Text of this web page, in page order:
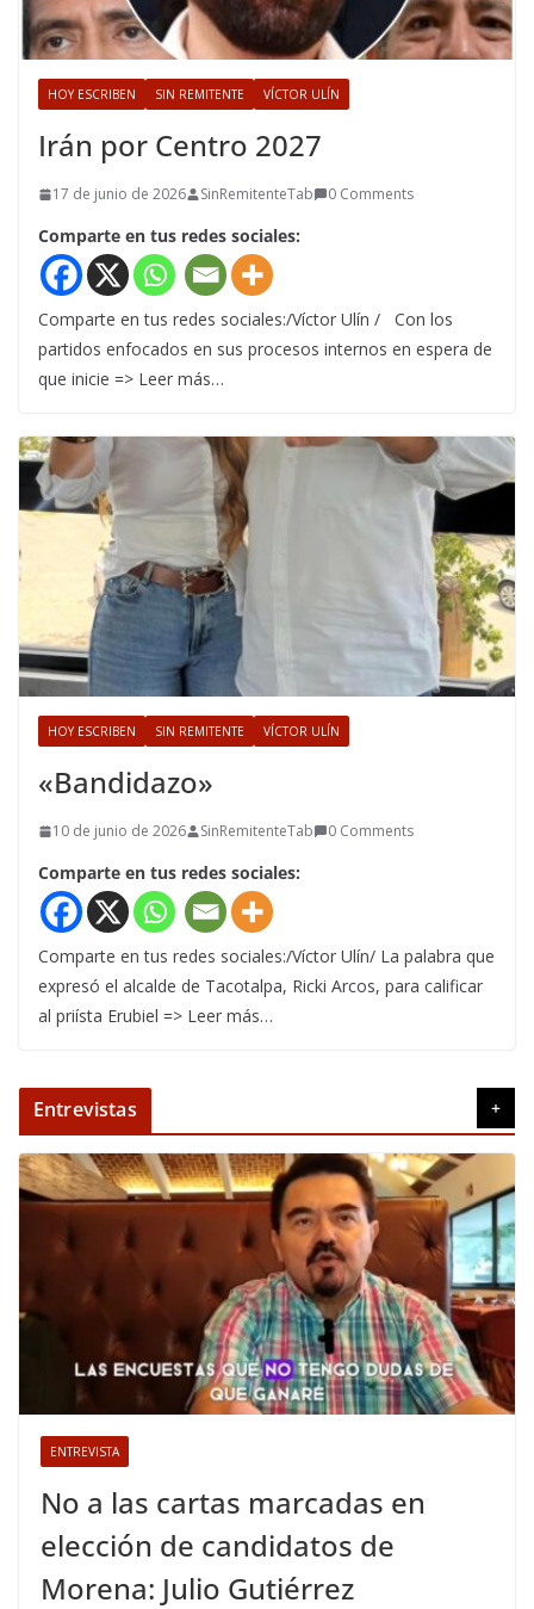
HOY ESCRIBEN SIN REMITENTE VÍCTOR ULÍN
Irán por Centro 2027
17 de junio de 2026 SinRemitenteTab 0 Comments
Comparte en tus redes sociales:
Comparte en tus redes sociales:/Víctor Ulín / Con los
partidos enfocados en sus procesos internos en espera de
que inicie => Leer más…
HOY ESCRIBEN SIN REMITENTE VÍCTOR ULÍN
«Bandidazo»
10 de junio de 2026 SinRemitenteTab 0 Comments
Comparte en tus redes sociales:
Comparte en tus redes sociales:/Víctor Ulín/ La palabra que
expresó el alcalde de Tacotalpa, Ricki Arcos, para calificar
al priísta Erubiel => Leer más…
Entrevistas +
ENTREVISTA
No a las cartas marcadas en
elección de candidatos de
Morena: Julio Gutiérrez